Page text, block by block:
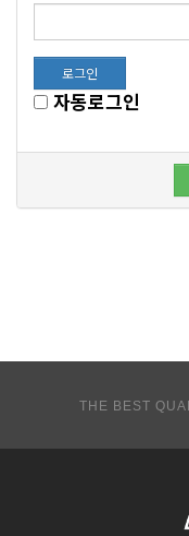
로그인
자동로그인
THE BEST